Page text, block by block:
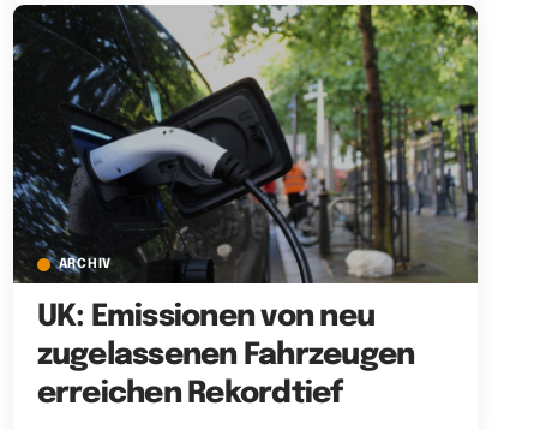
ARCHIV
UK: Emissionen von neu
zugelassenen Fahrzeugen
erreichen Rekordtief